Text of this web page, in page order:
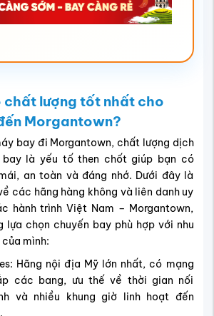
chất lượng tốt nhất cho
Morgantown?
bay đi Morgantown, chất lượng dịch
bay là yếu tố then chốt giúp bạn có
an toàn và đáng nhớ. Dưới đây là
các hãng hàng không và liên danh uy
hành trình Việt Nam – Morgantown,
lựa chọn chuyến bay phù hợp với nhu
mình:
Hãng nội địa Mỹ lớn nhất, có mạng
các bang, ưu thế về thời gian nối
và nhiều khung giờ linh hoạt đến